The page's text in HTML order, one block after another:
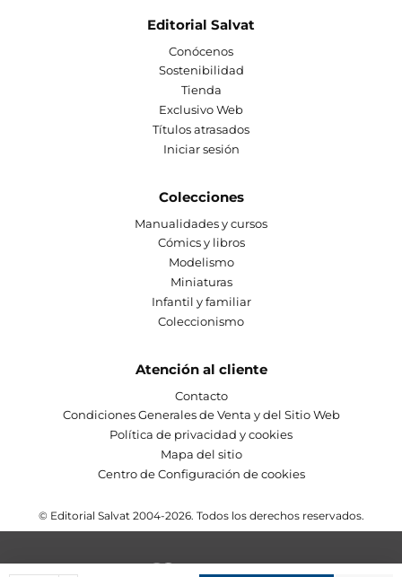
Editorial Salvat
Conócenos
Sostenibilidad
Tienda
Exclusivo Web
Títulos atrasados
Iniciar sesión
Colecciones
Manualidades y cursos
Cómics y libros
Modelismo
Miniaturas
Infantil y familiar
Coleccionismo
Atención al cliente
Contacto
Condiciones Generales de Venta y del Sitio Web
Política de privacidad y cookies
Mapa del sitio
Centro de Configuración de cookies
© Editorial Salvat 2004-2026. Todos los derechos reservados.